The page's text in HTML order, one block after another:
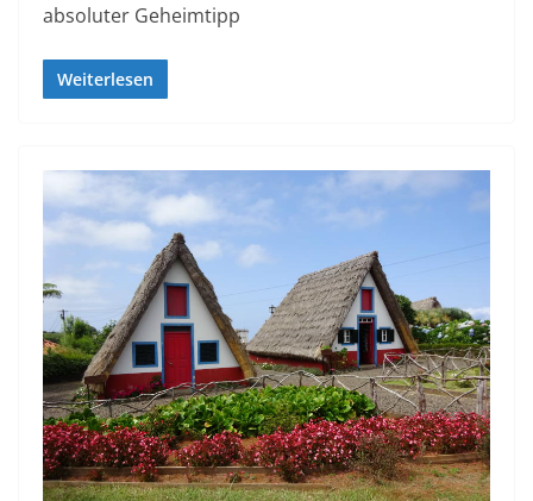
absoluter Geheimtipp
Weiterlesen